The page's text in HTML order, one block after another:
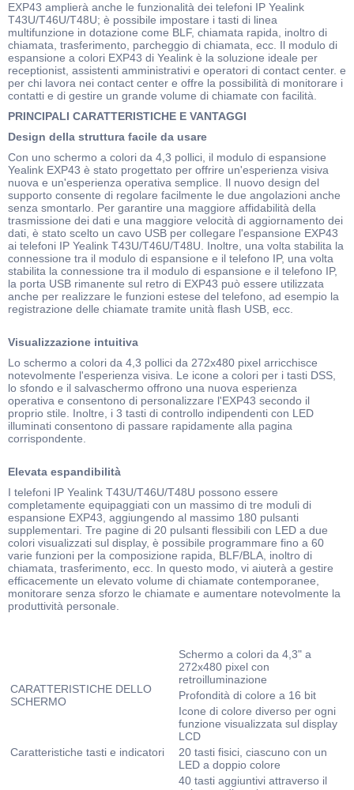
EXP43 amplierà anche le funzionalità dei telefoni IP Yealink
T43U/T46U/T48U; è possibile impostare i tasti di linea
multifunzione in dotazione come BLF, chiamata rapida, inoltro di
chiamata, trasferimento, parcheggio di chiamata, ecc. Il modulo di
espansione a colori EXP43 di Yealink è la soluzione ideale per
receptionist, assistenti amministrativi e operatori di contact center. e
per chi lavora nei contact center e offre la possibilità di monitorare i
contatti e di gestire un grande volume di chiamate con facilità.
PRINCIPALI CARATTERISTICHE E VANTAGGI
Design della struttura facile da usare
Con uno schermo a colori da 4,3 pollici, il modulo di espansione
Yealink EXP43 è stato progettato per offrire un'esperienza visiva
nuova e un'esperienza operativa semplice. Il nuovo design del
supporto consente di regolare facilmente le due angolazioni anche
senza smontarlo. Per garantire una maggiore affidabilità della
trasmissione dei dati e una maggiore velocità di aggiornamento dei
dati, è stato scelto un cavo USB per collegare l'espansione EXP43
ai telefoni IP Yealink T43U/T46U/T48U. Inoltre, una volta stabilita la
connessione tra il modulo di espansione e il telefono IP, una volta
stabilita la connessione tra il modulo di espansione e il telefono IP,
la porta USB rimanente sul retro di EXP43 può essere utilizzata
anche per realizzare le funzioni estese del telefono, ad esempio la
registrazione delle chiamate tramite unità flash USB, ecc.
Visualizzazione intuitiva
Lo schermo a colori da 4,3 pollici da 272x480 pixel arricchisce
notevolmente l'esperienza visiva. Le icone a colori per i tasti DSS,
lo sfondo e il salvaschermo offrono una nuova esperienza
operativa e consentono di personalizzare l'EXP43 secondo il
proprio stile. Inoltre, i 3 tasti di controllo indipendenti con LED
illuminati consentono di passare rapidamente alla pagina
corrispondente.
Elevata espandibilità
I telefoni IP Yealink T43U/T46U/T48U possono essere
completamente equipaggiati con un massimo di tre moduli di
espansione EXP43, aggiungendo al massimo 180 pulsanti
supplementari. Tre pagine di 20 pulsanti flessibili con LED a due
colori visualizzati sul display, è possibile programmare fino a 60
varie funzioni per la composizione rapida, BLF/BLA, inoltro di
chiamata, trasferimento, ecc. In questo modo, vi aiuterà a gestire
efficacemente un elevato volume di chiamate contemporanee,
monitorare senza sforzo le chiamate e aumentare notevolmente la
produttività personale.
CARATTERISTICHE DELLO
SCHERMO
Schermo a colori da 4,3" a
272x480 pixel con
retroilluminazione
Profondità di colore a 16 bit
Icone di colore diverso per ogni
funzione visualizzata sul display
LCD
Caratteristiche tasti e indicatori
20 tasti fisici, ciascuno con un
LED a doppio colore
40 tasti aggiuntivi attraverso il